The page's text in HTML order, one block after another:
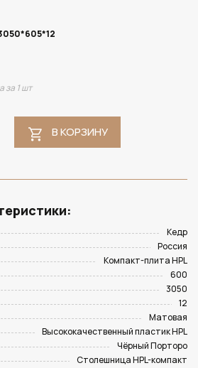
за 1 шт
В КОРЗИНУ
Кедр
Россия
Компакт-плита HPL
600
3050
12
Матовая
Высококачественный пластик HPL
Чёрный Порторо
Столешница HPL-компакт